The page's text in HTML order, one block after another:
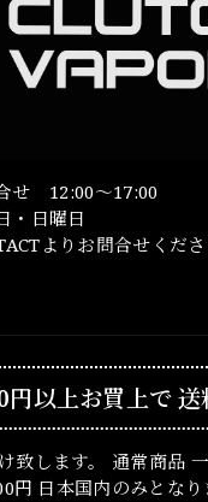
せ 12:00～17:00
・日曜日
よりお問合せくだ
円以上お買上で送
致します。 通常商品
円 日本国内のみとなり